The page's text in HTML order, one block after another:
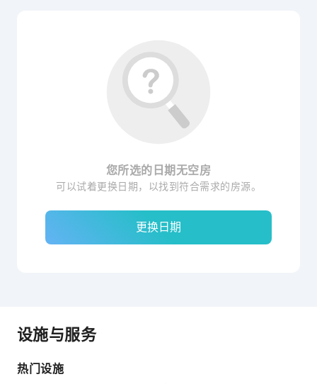
您所选的日期无空房
可以试着更换日期，以找到符合需求的房源。
更换日期
设施与服务
热门设施